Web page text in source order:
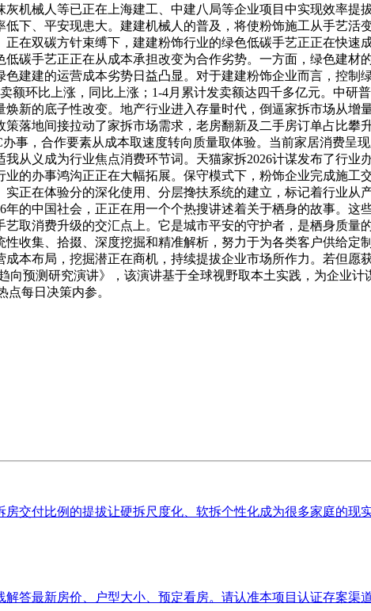
机械人等已正在上海建工、中建八局等企业项目中实现效率提
下、平安现患大。建建机械人的普及，将使粉饰施工从手艺活
在双碳方针束缚下，建建粉饰行业的绿色低碳手艺正正在快速
碳手艺正正在从成本承担改变为合作劣势。一方面，绿色建材
建建的运营成本劣势日益凸显。对于建建粉饰企业而言，控制
额环比上涨，同比上涨；1-4月累计发卖额达四千多亿元。中研
新的底子性改变。地产行业进入存量时代，倒逼家拆市场从增
落地间接拉动了家拆市场需求，老房翻新及二手房订单占比攀
事，合作要素从成本取速度转向质量取体验。当前家居消费呈
从义成为行业焦点消费环节词。天猫家拆2026计谋发布了行
的办事鸿沟正正在大幅拓展。保守模式下，粉饰企业完成施工
正在体验分的深化使用、分层搀扶系统的建立，标记着行业从
的中国社会，正正在用一个个热搜讲述着关于栖身的故事。这
取消费升级的交汇点上。它是城市平安的守护者，是栖身质量
收集、拾掇、深度挖掘和精准解析，努力于为各类客户供给定
本布局，挖掘潜正在商机，持续提拔企业市场所作力。若但愿
向预测研究演讲》，该演讲基于全球视野取本土实践，为企业
点每日决策内参。
交付比例的提拔让硬拆尺度化、软拆个性化成为很多家庭的现
答最新房价、户型大小、预定看房。请认准本项目认证存案渠